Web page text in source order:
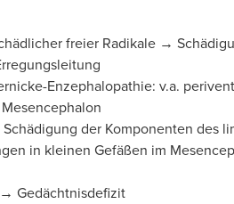
freier Radikale →
Enzephalopathie: v.a.
der Komponenten des
in kleinen Gefäßen im
Gedächtnisdefizit